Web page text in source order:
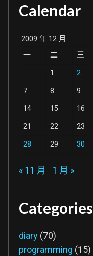
問
Calendar
2009 年 12 月
一
二 三
1 2
7 8 9
14 15 16
21 22 23
28 29 30
« 11 月 1 月 »
Categories
diary (70)
programming (15)